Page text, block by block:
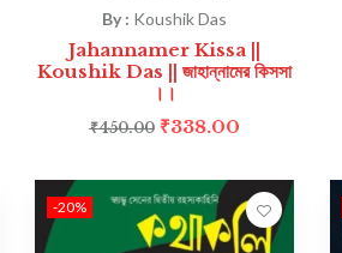
By : Koushik Das
Jahannamer Kissa ||
Koushik Das || জাহান্নামের কিসসা
।।
₹450.00 ₹338.00
-20%